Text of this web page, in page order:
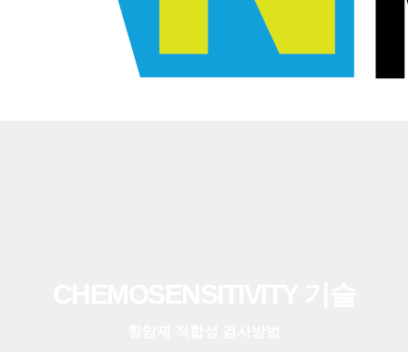
· FACEBOOK